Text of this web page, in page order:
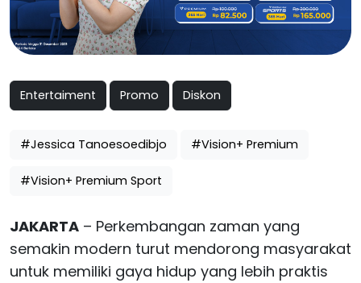
Entertaiment Promo Diskon
#Jessica Tanoesoedibjo #Vision+ Premium
#Vision+ Premium Sport
JAKARTA – Perkembangan zaman yang
semakin modern turut mendorong masyarakat
untuk memiliki gaya hidup yang lebih praktis